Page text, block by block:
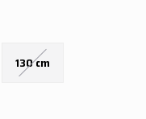
130 cm